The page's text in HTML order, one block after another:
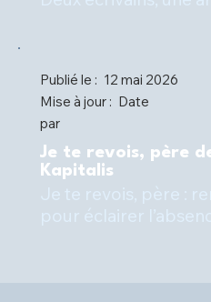
Publié le : 12 mai 2026
Mise à jour : Date
par
Je te revois, père
Kapitalis